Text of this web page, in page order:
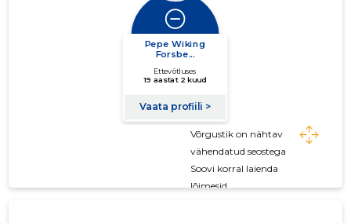
Võrgustik on nähtav
vähendatud seostega
Soovi korral laienda
lõimesid